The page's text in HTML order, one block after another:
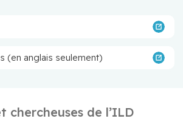
(en anglais seulement)
chercheuses de l’ILD